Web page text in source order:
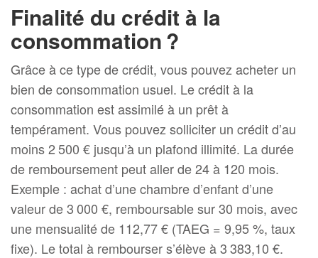
Finalité du crédit à la
consommation ?
Grâce à ce type de crédit, vous pouvez acheter un
bien de consommation usuel. Le crédit à la
consommation est assimilé à un prêt à
tempérament. Vous pouvez solliciter un crédit d’au
moins 2 500 € jusqu’à un plafond illimité. La durée
de remboursement peut aller de 24 à 120 mois.
Exemple : achat d’une chambre d’enfant d’une
valeur de 3 000 €, remboursable sur 30 mois, avec
une mensualité de 112,77 € (TAEG = 9,95 %, taux
fixe). Le total à rembourser s’élève à 3 383,10 €.